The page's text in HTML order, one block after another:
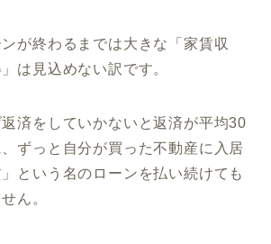
が終わるまでは大きな「家賃収
」は見込めない訳です。
済をしていかないと返済が平均30
ずっと自分が買った不動産に入居
という名のローンを払い続けても
ん。